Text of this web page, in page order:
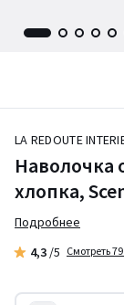
LA REDOUTE
Наволочка
хлопка,
Подробнее
4,3 /5 Смотреть